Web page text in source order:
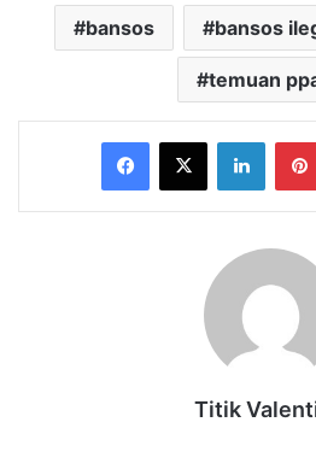
bansos bansos
temuan
Facebook
X
Titik